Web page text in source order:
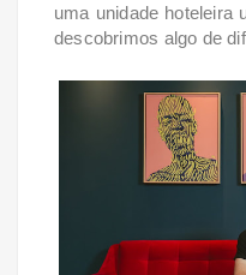
uma unidade hoteleira
descobrimos algo de